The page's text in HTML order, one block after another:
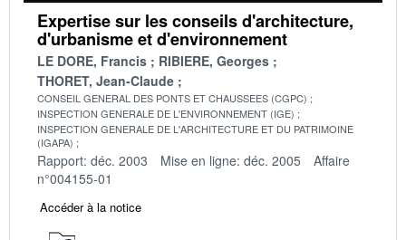
Expertise sur les conseils d'architecture,
d'urbanisme et d'environnement
LE DORE, Francis
RIBIERE, Georges
THORET, Jean-Claude
CONSEIL GENERAL DES PONTS ET CHAUSSEES (CGPC)
INSPECTION GENERALE DE L'ENVIRONNEMENT (IGE)
INSPECTION GENERALE DE L'ARCHITECTURE ET DU PATRIMOINE
(IGAPA)
Rapport: déc. 2003 Mise en ligne: déc. 2005
Affaire
n°004155-01
Accéder à la notice